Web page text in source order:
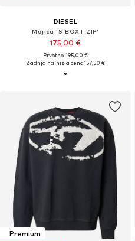
DIESEL
Majica 'S-BOXT-ZIP'
175,00 €
Prvotno: 195,00 €
Zadnja najnižja cena157,50 €
Premium